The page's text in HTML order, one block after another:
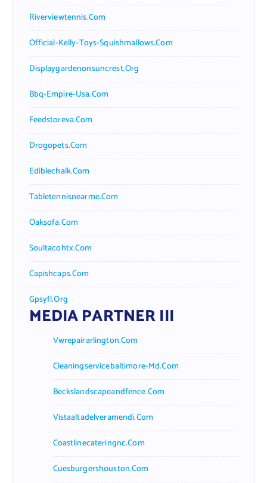
Riverviewtennis.com
Official-Kelly-Toys-Squishmallows.com
Displaygardenonsuncrest.org
Bbq-Empire-Usa.com
Feedstoreva.com
Drogopets.com
Ediblechalk.com
Tabletennisnearme.com
Oaksofa.com
Soultacohtx.com
Capishcaps.com
Gpsyfl.org
MEDIA PARTNER III
Vwrepairarlington.com
Cleaningservicebaltimore-Md.com
Beckslandscapeandfence.com
Vistaaltadelveramendi.com
Coastlinecateringnc.com
Cuesburgershouston.com